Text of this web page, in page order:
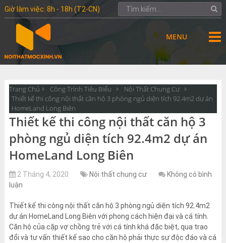
Giờ làm việc: 8h - 18h (T2-CN)
MENU
Trang Chủ Công Trình Tiêu Biểu
Nội Thất Chung Cư
Thiết kế thi công nội thất căn hộ 3 phòng ngủ diện tích 92.4m2 dự án
HomeLand Long Biên
Thiết kế thi công nội thất căn hộ 3
phòng ngủ diện tích 92.4m2 dự án
HomeLand Long Biên
2 Tháng 4, 2020 Nội thất chung cư
Không có bình
luận
Thiết kế thi công nội thất căn hộ 3 phòng ngủ diện tích 92.4m2
dự án HomeLand Long Biên với phong cách hiện đại và cá tính.
Căn hộ của cặp vợ chồng trẻ với cá tính khá đặc biệt, qua trao
đổi và tư vấn thiết kế sao cho căn hộ phải thực sự độc đáo và cá